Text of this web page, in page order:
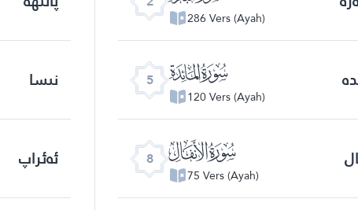
286 Vers (Ayah)
نىسا 5 ﮑ
120 Vers (Ayah)
ئەئراپ 8 ﮔ
75 Vers (Ayah)